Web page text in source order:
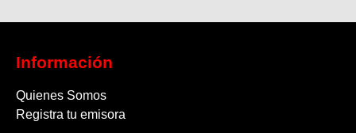
Información
Quienes Somos
Registra tu emisora